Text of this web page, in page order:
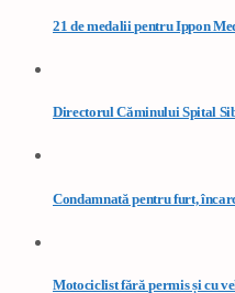
21 de medalii pentru Ippon
Directorul Căminului Spital
Condamnată pentru furt,
Motociclist fără permis și cu